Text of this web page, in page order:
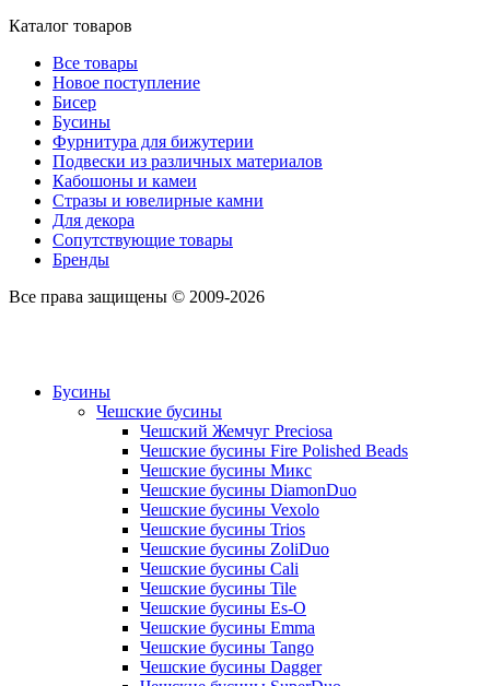
Каталог товаров
Все товары
Новое поступление
Бисер
Бусины
Фурнитура для бижутерии
Подвески из различных материалов
Кабошоны и камеи
Стразы и ювелирные камни
Для декора
Сопутствующие товары
Бренды
Все права защищены © 2009-2026
Бусины
Чешские бусины
Чешский Жемчуг Preciosa
Чешские бусины Fire Polished Beads
Чешские бусины Микс
Чешские бусины DiamonDuo
Чешские бусины Vexolo
Чешские бусины Trios
Чешские бусины ZoliDuo
Чешские бусины Cali
Чешские бусины Tile
Чешские бусины Es-O
Чешские бусины Emma
Чешские бусины Tango
Чешские бусины Dagger